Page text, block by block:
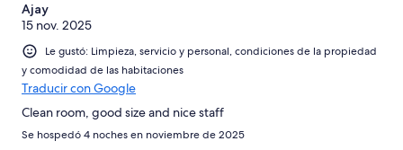
Ajay
15 nov. 2025
Le gustó: Limpieza, servicio y personal, condiciones de la propiedad
y comodidad de las habitaciones
Traducir con Google
Clean room, good size and nice staff
Se hospedó 4 noches en noviembre de 2025